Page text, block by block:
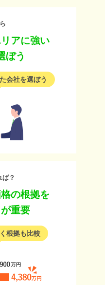
アに強い
ぼう
会社を選ぼう
ば？
の根拠を
重要
根拠も比較